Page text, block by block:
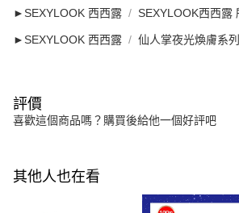
►SEXYLOOK 西西露 SEXYLOOK西西露
►SEXYLOOK 西西露 仙人掌夜光煥膚系列
評價
喜歡這個商品嗎？購買後給他一個好評吧
其他人也在看